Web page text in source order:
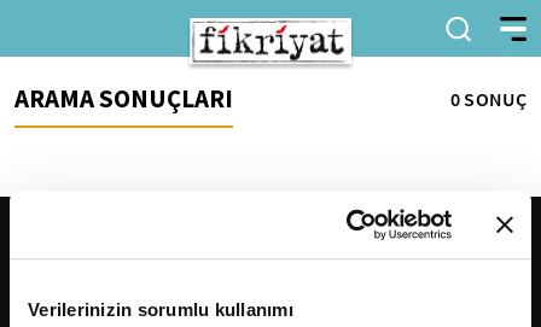
Verilerinizin sorumlu kullanımı
ARAMA SONUÇLARI 0 SONUÇ